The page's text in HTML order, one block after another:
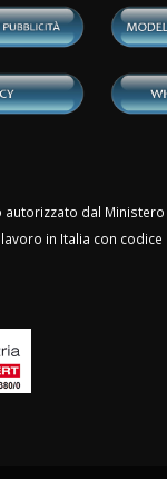
autorizzato dal
in Italia con codice